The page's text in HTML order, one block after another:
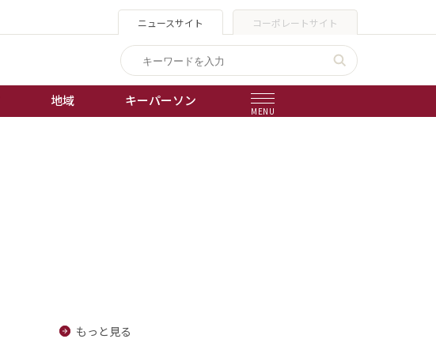
ニュースサイト コーポレートサイト
地域 キーパーソン
MENU
もっと見る